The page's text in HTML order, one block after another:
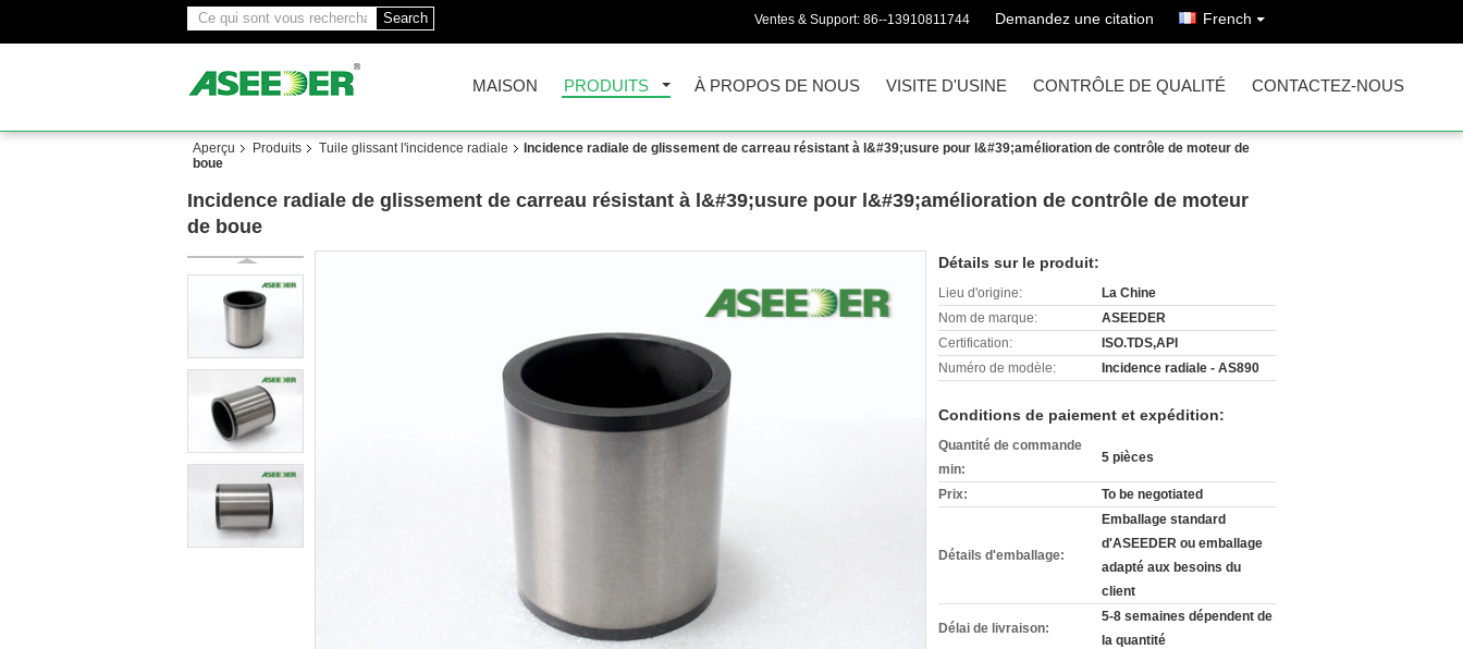
Search Ventes & Support: 86--13910811744 Demandez une citation French
MAISON PRODUITS À PROPOS DE NOUS VISITE D'USINE CONTRÔLE DE QUALITÉ CONTACTEZ-NOUS
Aperçu Produits Tuile glissant l'incidence radiale
Incidence radiale de glissement de carreau résistant à l&#39;usure pour l&#39;amélioration de contrôle de moteur de
boue
Incidence radiale de glissement de carreau résistant à l&#39;usure pour l&#39;amélioration de contrôle de moteur
de boue
Détails sur le produit:
Lieu d'origine:
La Chine
Nom de marque:
ASEEDER
Certification:
ISO.TDS,API
Numéro de modèle:
Incidence radiale - AS890
Conditions de paiement et expédition:
Quantité de commande
min:
5 pièces
Prix: To be negotiated
Détails d'emballage:
Emballage standard
d'ASEEDER ou emballage
adapté aux besoins du
client
Délai de livraison:
5-8 semaines dépendent de
la quantité